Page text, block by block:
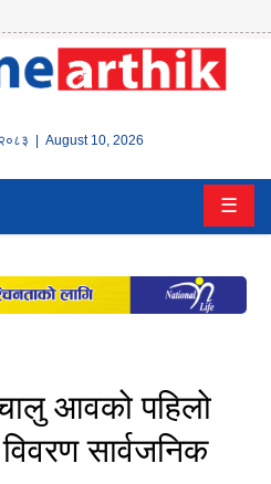
२०८३ | August 10, 2026
☰
आवको पहिलो
सार्वजनिक